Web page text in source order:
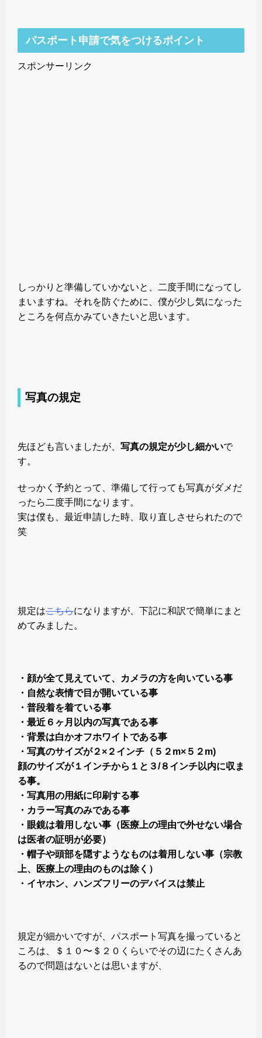
パスポート申請で気をつけるポイント
スポンサーリンク
しっかりと準備していかないと、二度手間になってし
まいますね。それを防ぐために、僕が少し気になった
ところを何点かみていきたいと思います。
写真の規定
先ほども言いましたが、 写真の規定が少し細かいで
す。
せっかく予約とって、準備して行っても写真がダメだ
ったら二度手間になります。
実は僕も、最近申請した時、取り直しさせられたので
笑
規定はこちらになりますが、下記に和訳で簡単にまと
めてみました。
・顔が全て見えていて、カメラの方を向いている事
・自然な表情で目が開いている事
・普段着を着ている事
・最近６ヶ月以内の写真である事
・背景は白かオフホワイトである事
・写真のサイズが２×２インチ（５２m×５２m)
顔のサイズが１インチから１と３/８インチ以内に収ま
る事。
・写真用の用紙に印刷する事
・カラー写真のみである事
・眼鏡は着用しない事（医療上の理由で外せない場合
は医者の証明が必要）
・帽子や頭部を隠すようなものは着用しない事（宗教
上、医療上の理由のものは除く）
・イヤホン、ハンズフリーのデバイスは禁止
規定が細かいですが、パスポート写真を撮っていると
ころは、＄１０〜＄２０くらいでその辺にたくさんあ
るので問題はないとは思いますが、